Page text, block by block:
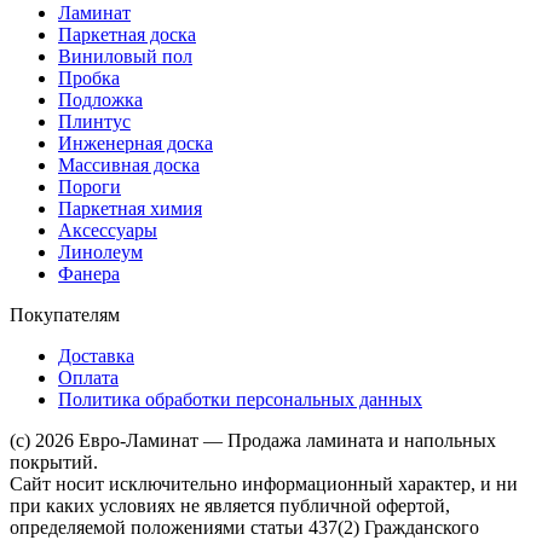
Ламинат
Паркетная доска
Виниловый пол
Пробка
Подложка
Плинтус
Инженерная доска
Массивная доска
Пороги
Паркетная химия
Аксессуары
Линолеум
Фанера
Покупателям
Доставка
Оплата
Политика обработки персональных данных
(c) 2026 Евро-Ламинат — Продажа ламината и напольных
покрытий.
Сайт носит исключительно информационный характер, и ни
при каких условиях не является публичной офертой,
определяемой положениями статьи 437(2) Гражданского